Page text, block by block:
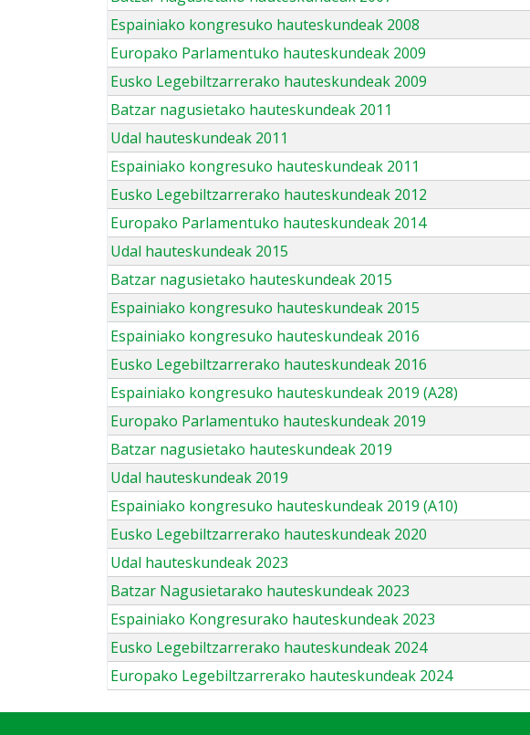
Espainiako kongresuko hauteskundeak 2008
Europako Parlamentuko hauteskundeak 2009
Eusko Legebiltzarrerako hauteskundeak 2009
Batzar nagusietako hauteskundeak 2011
Udal hauteskundeak 2011
Espainiako kongresuko hauteskundeak 2011
Eusko Legebiltzarrerako hauteskundeak 2012
Europako Parlamentuko hauteskundeak 2014
Udal hauteskundeak 2015
Batzar nagusietako hauteskundeak 2015
Espainiako kongresuko hauteskundeak 2015
Espainiako kongresuko hauteskundeak 2016
Eusko Legebiltzarrerako hauteskundeak 2016
Espainiako kongresuko hauteskundeak 2019 (A28)
Europako Parlamentuko hauteskundeak 2019
Batzar nagusietako hauteskundeak 2019
Udal hauteskundeak 2019
Espainiako kongresuko hauteskundeak 2019 (A10)
Eusko Legebiltzarrerako hauteskundeak 2020
Udal hauteskundeak 2023
Batzar Nagusietarako hauteskundeak 2023
Espainiako Kongresurako hauteskundeak 2023
Eusko Legebiltzarrerako hauteskundeak 2024
Europako Legebiltzarrerako hauteskundeak 2024